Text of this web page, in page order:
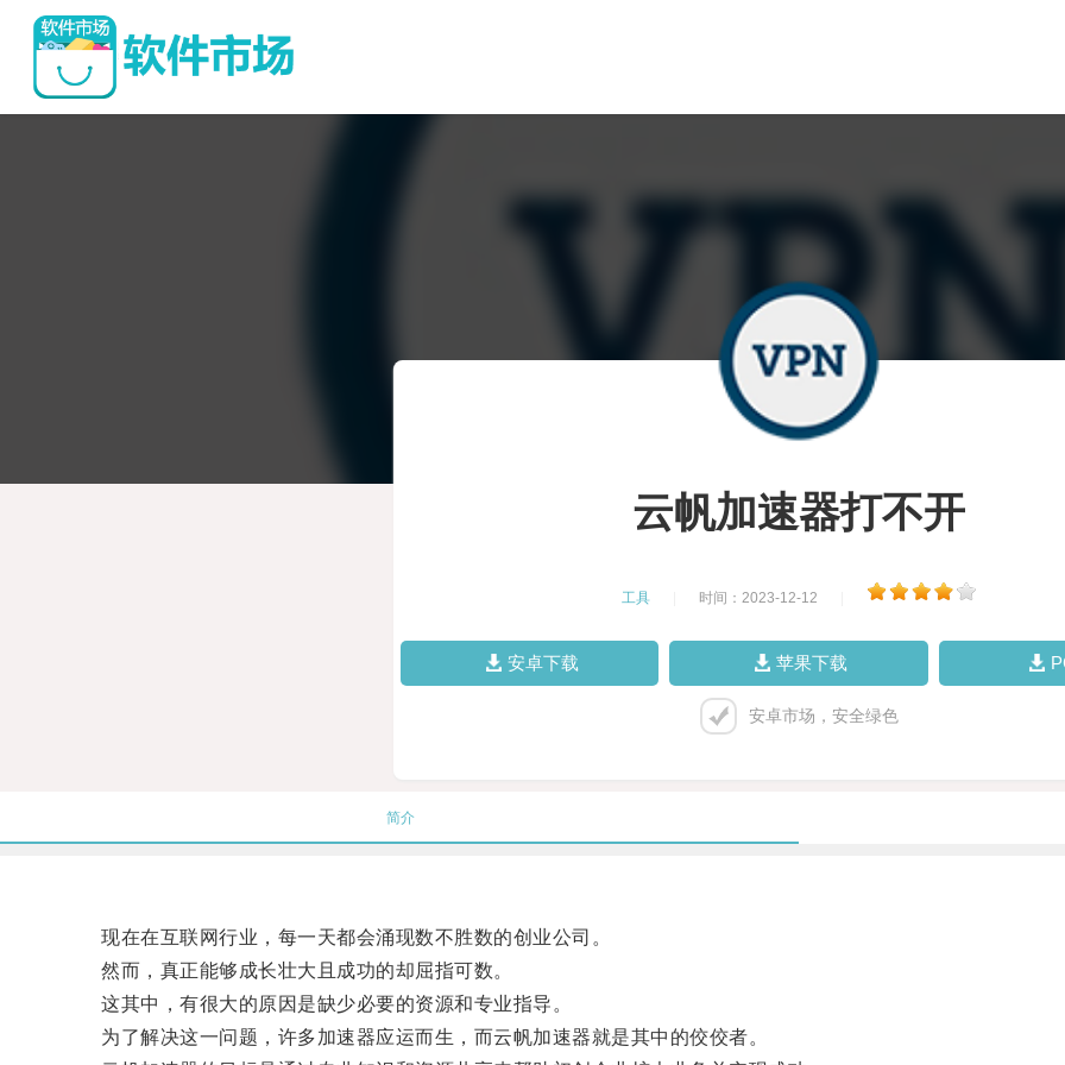
云帆加速器打不开
工具 时间：2023-12-12
安卓下载 苹果下载
安卓市场，安全绿色
简介
现在在互联网行业，每一天都会涌现数不胜数的创业公司。
然而，真正能够成长壮大且成功的却屈指可数。
这其中，有很大的原因是缺少必要的资源和专业指导。
为了解决这一问题，许多加速器应运而生，而云帆加速器就是其中的佼佼者。